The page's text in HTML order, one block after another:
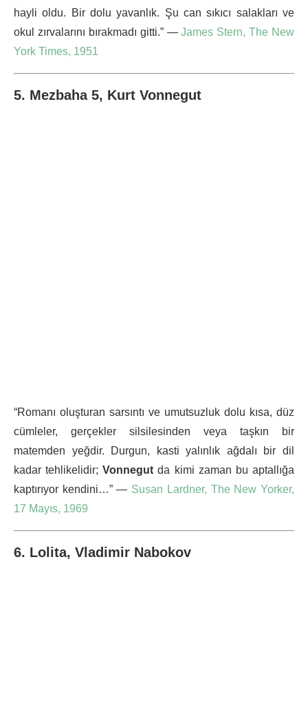
hayli oldu. Bir dolu yavanlık. Şu can sıkıcı salakları ve
okul zırvalarını bırakmadı gitti.” —James Stern, The New
York Times, 1951
5. Mezbaha 5, Kurt Vonnegut
“Romanı oluşturan sarsıntı ve umutsuzluk dolu kısa, düz
cümleler, gerçekler silsilesinden veya taşkın bir
matemden yeğdir. Durgun, kasti yalınlık ağdalı bir dil
kadar tehlikelidir;Vonnegut da kimi zaman bu aptallığa
kaptırıyor kendini…” — Susan Lardner, The New Yorker,
17 Mayıs, 1969
6. Lolita, Vladimir Nabokov